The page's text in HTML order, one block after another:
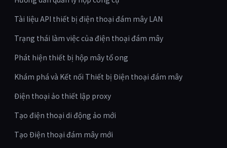
Tài liệu API thiết bị điện thoại đám mây LAN
Trạng thái làm việc của điện thoại đám mây
Phát hiện thiết bị hộp mây tổ ong
Khám phá và Kết nối Thiết bị Điện thoại đám mây
Điện thoại ảo thiết lập proxy
Tạo điện thoại di động ảo mới
Tạo Điện thoại đám mây mới